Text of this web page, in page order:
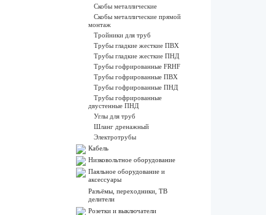
Скобы металлические
Скобы металлические прямой
монтаж
Тройники для труб
Трубы гладкие жесткие ПВХ
Трубы гладкие жесткие ПНД
Трубы гофрированные FRHF
Трубы гофрированные ПВХ
Трубы гофрированные ПНД
Трубы гофрированные
двустенные ПНД
Углы для труб
Шланг дренажный
Электротрубы
Кабель
Низковольтное оборудование
Паяльное оборудование и
аксессуары
Разъёмы, переходники, ТВ
делители
Розетки и выключатели